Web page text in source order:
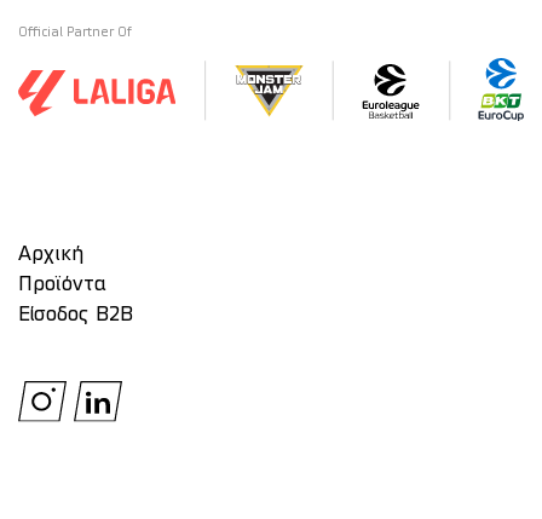
Official Partner Of
Αρχική
Προϊόντα
Είσοδος Β2Β